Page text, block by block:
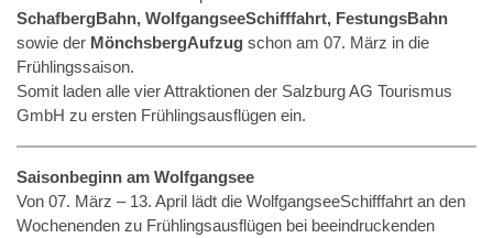
SchafbergBahn, WolfgangseeSchifffahrt, FestungsBahn
sowie der MönchsbergAufzug schon am 07. März in die
Frühlingssaison.
Somit laden alle vier Attraktionen der Salzburg AG Tourismus
GmbH zu ersten Frühlingsausflügen ein.
Saisonbeginn am Wolfgangsee
Von 07. März – 13. April lädt die WolfgangseeSchifffahrt an den
Wochenenden zu Frühlingsausflügen bei beeindruckenden